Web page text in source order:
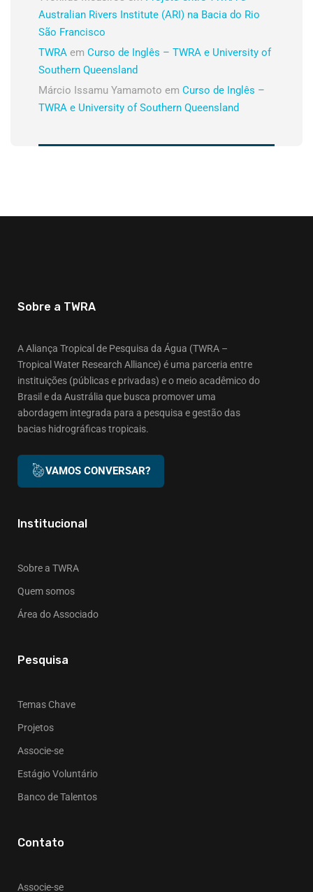
Australian Rivers Institute (ARI) na Bacia do Rio
São Francisco
TWRA em Curso de Inglês – TWRA e University of
Southern Queensland
Márcio Issamu Yamamoto em Curso de Inglês –
TWRA e University of Southern Queensland
Sobre a TWRA
A Aliança Tropical de Pesquisa da Água (TWRA –
Tropical Water Research Alliance) é uma parceria entre
instituições (públicas e privadas) e o meio acadêmico do
Brasil e da Austrália que busca promover uma
abordagem integrada para a pesquisa e gestão das
bacias hidrográficas tropicais.
VAMOS CONVERSAR?
Institucional
Sobre a TWRA
Quem somos
Área do Associado
Pesquisa
Temas Chave
Projetos
Associe-se
Estágio Voluntário
Banco de Talentos
Contato
Associe-se